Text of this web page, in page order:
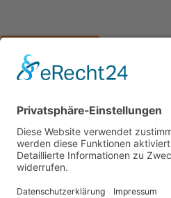
ÜBER UNS
UNSERE MARKEN